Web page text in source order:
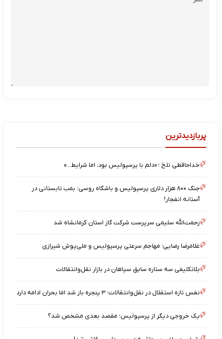
پربازدیدترین
خداحافظی تلخ ؛ «دلم با پرسپولیس بود، اما شرایط…»
جنگ ۸۰۰ هزار دلاری پرسپولیس و باشگاه روسی؛ بمب تابستانی در
آستانه انفجار!
رحمت‌الله سلیمی سرپرست شرکت گاز استان کرمانشاه شد
غلامرضا رضایی؛ مهاجم سرعتی پرسپولیس و ملی‌پوش شیرازی
بلاتکلیفی سه ستاره سابق سپاهان در بازار نقل‌وانتقالات
نفس تازه استقلال در نقل‌وانتقالات؛ ۳ پنجره باز شد اما بحران ادامه دارد
یک خروجی دیگر از پرسپولیس؛ مقصد بعدی مشخص شد؟